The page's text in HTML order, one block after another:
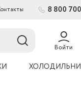
8 800
Войти